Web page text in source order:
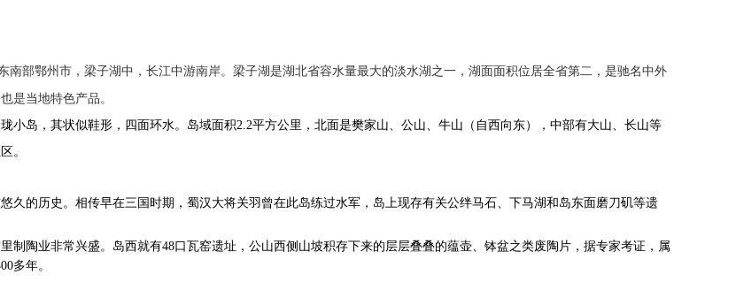
南部鄂州市，梁子湖中，长江中游南岸。梁子湖是湖北省容水量最大的淡水湖之一，湖面面积位居全省第二，是驰名中外
是当地特色产品。
小岛，其状似鞋形，四面环水。岛域面积2.2平方公里，北面是樊家山、公山、牛山（自西向东），中部有大山、长山等
。
的历史。相传早在三国时期，蜀汉大将关羽曾在此岛练过水军，岛上现存有关公绊马石、下马湖和岛东面磨刀矶等遗
陶业非常兴盛。岛西就有48口瓦窑遗址，公山西侧山坡积存下来的层层叠叠的蕴壶、钵盆之类废陶片，据专家考证，属
多年。